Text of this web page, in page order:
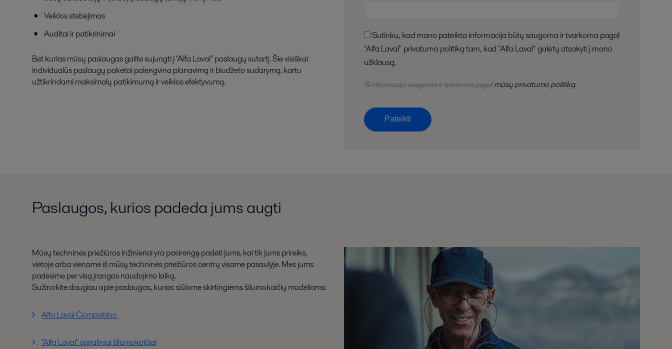
Veiklos stebėjimas
Auditai ir patikrinimai
Bet kurias mūsų paslaugas galite sujungti į "Alfa Laval" paslaugų sutartį. Šie visiškai
individualūs paslaugų paketai palengvina planavimą ir biudžeto sudarymą, kartu
užtikrindami maksimalų patikimumą ir veiklos efektyvumą.
"Alfa Laval" privatumo politiką tam, kad "Alfa Laval" galėtų atsakyti į mano
užklausą.
Ši informacija saugoma ir tvarkoma pagalmūsų privatumo politiką.
Pateikti
Paslaugos, kurios padeda jums augti
Mūsų techninės priežiūros inžinieriai yra pasirengę padėti jums, kai tik jums prireiks,
vietoje arba viename iš mūsų techninės priežiūros centrų visame pasaulyje. Mes jums
padėsime per visą įrangos naudojimo laiką.
Sužinokite daugiau apie paslaugas, kurias siūlome skirtingiems šilumokaičių modeliams:
Alfa Laval Compabloc
"Alfa Laval" spiraliniai šilumokaičiai